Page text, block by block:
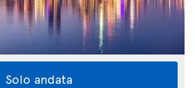
Solo andata